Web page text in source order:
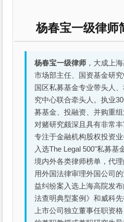
杨春宝一级律师
杨春宝一级律师 ，大成上
市场部主任、国资基金研
国区私募基金专业带头人
究中心联合牵头人。执业
募基金、投融资、并购重
对赌研究颇深且具有非常
专注于金融机构股权投资
入选The Legal 500"私募基
境内外各类律师榜单，代
用外国法律审理外国公司
益纠纷案入选上海高院发
法查明典型案例》和威科
上市公司独立董事任职资